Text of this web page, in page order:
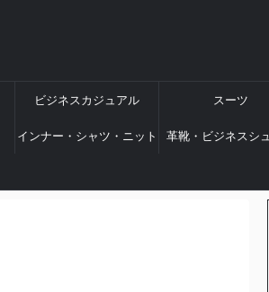
ビジネスカジュアル スーツ
インナー・シャツ・ニット 革靴・ビジネスシ